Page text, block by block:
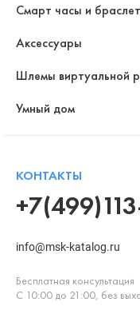
Смарт часы и
Аксессуары
Шлемы виртуальной
Умный дом
КОНТАКТЫ
info@msk-katalog.ru
Бесплатная консультация
С 10:00 до 21:00, без